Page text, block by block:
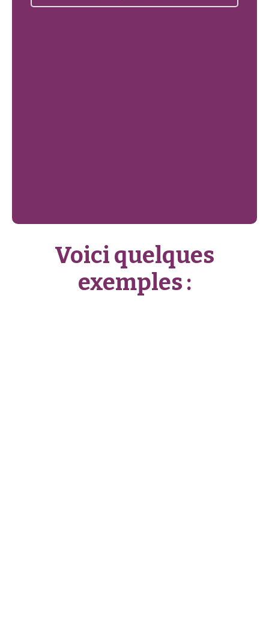
Voici quelques
exemples :